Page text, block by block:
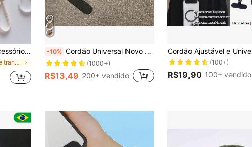
Pen Drive USB, Android e a Maioria dos Smartphones, Presente para Mãe, Família, Amigos, Aniversário, Feriado
em Série trançada Cordões para celular
-10% Cordão Universal Novo para Telefone, Pulseira de Telefone Trançada de Nylon, Alça de Pescoço de Telefone Resistente com Porta-cartão, Acessório de Brinde para Mãe, Família, Amigos, Aniversário, Feriado, Charm de Telefone, Corrente de Telefone
(1000+)
R$13,49 200+ vendido
(100+)
R$19,90 100+ vendido